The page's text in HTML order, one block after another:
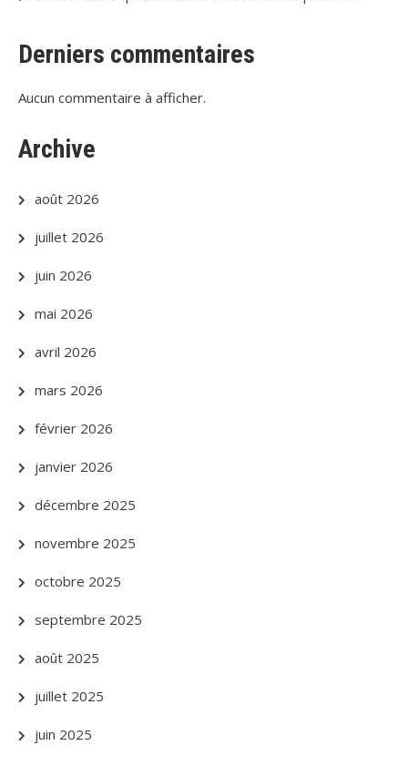
Derniers commentaires
Aucun commentaire à afficher.
Archive
août 2026
juillet 2026
juin 2026
mai 2026
avril 2026
mars 2026
février 2026
janvier 2026
décembre 2025
novembre 2025
octobre 2025
septembre 2025
août 2025
juillet 2025
juin 2025